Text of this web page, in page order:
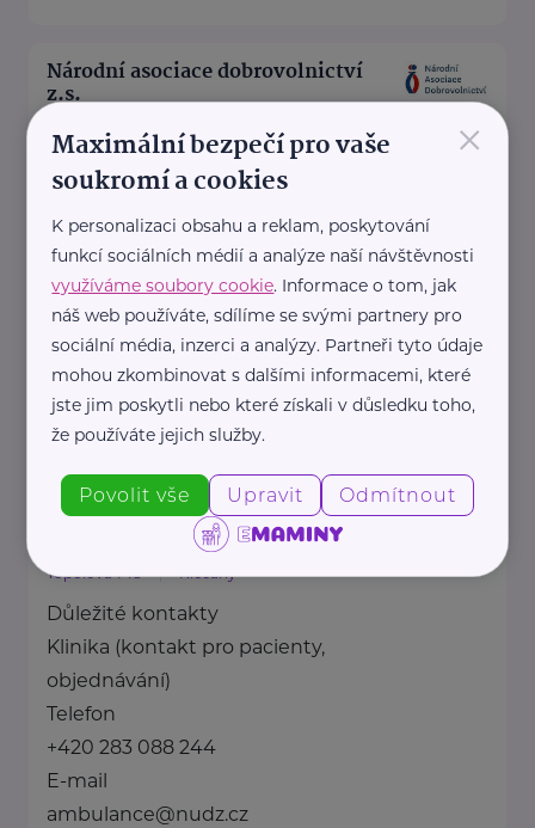
Národní asociace dobrovolnictví
z.s.
Kaznějovská 1517/51
z.s. je zastřešující dobrovolnou,
nepolitickou organizací.
Spojujeme dobrovolnické ...
www.nadobrovolnictvi.cz
+420 606 512 905
info@nadobrovolnictvi.cz
Národní ústav duševního zdraví
Topolová 748 Klecany
Důležité kontakty
Klinika (kontakt pro pacienty,
objednávání)
Telefon
+420 283 088 244
E-mail
ambulance@nudz.cz
×
Maximální bezpečí pro vaše
soukromí a cookies
K personalizaci obsahu a reklam, poskytování
funkcí sociálních médií a analýze naší návštěvnosti
využíváme soubory cookie. Informace o tom, jak
náš web používáte, sdílíme se svými partnery pro
sociální média, inzerci a analýzy. Partneři tyto údaje
mohou zkombinovat s dalšími informacemi, které
jste jim poskytli nebo které získali v důsledku toho,
že používáte jejich služby.
Povolit vše Upravit Odmítnout